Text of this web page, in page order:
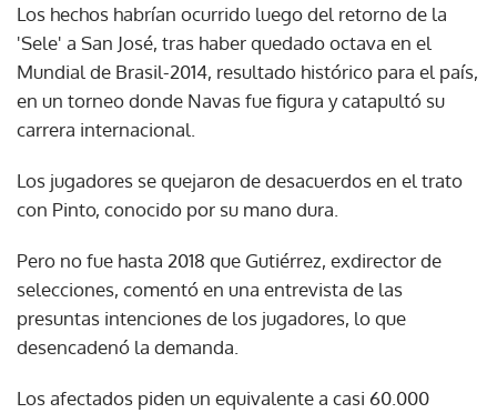
Los hechos habrían ocurrido luego del retorno de la
'Sele' a San José, tras haber quedado octava en el
Mundial de Brasil-2014, resultado histórico para el país,
en un torneo donde Navas fue figura y catapultó su
carrera internacional.
Los jugadores se quejaron de desacuerdos en el trato
con Pinto, conocido por su mano dura.
Pero no fue hasta 2018 que Gutiérrez, exdirector de
selecciones, comentó en una entrevista de las
presuntas intenciones de los jugadores, lo que
desencadenó la demanda.
Los afectados piden un equivalente a casi 60.000